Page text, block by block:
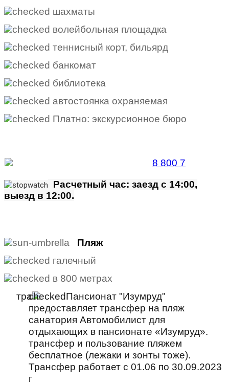
шахматы
волейбольная площадка
теннисный корт, бильярд
банкомат
библиотека
автостоянка охраняемая
Платно: экскурсионное бюро
8 800 7
Расчетный час: заезд с 14:00,
выезд в 12:00.
Пляж
галечный
в 800 метрах
тра
Пансионат "Изумруд"
предоставляет трансфер на пляж
санатория Автомобилист для
отдыхающих в пансионате «Изумруд».
трансфер и пользование пляжем
бесплатное (лежаки и зонты тоже).
Трансфер работает с 01.06 по 30.09.2023
г